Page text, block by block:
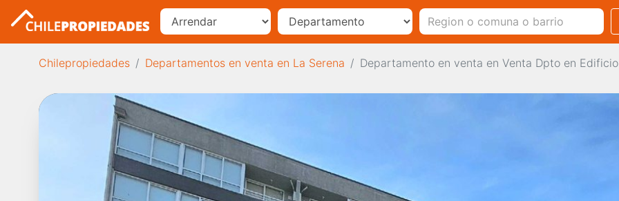
Chilepropiedades Departamentos en venta en La Serena Departamento en venta en Venta Dpto en